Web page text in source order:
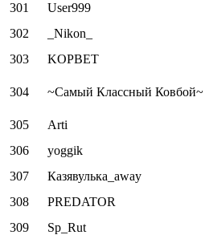
301 User999
302
_Nikon_
303
KOPBET
304 ~Самый Классный Ковбой~
305 Arti
306
yoggik
307
Казявулька_away
308
PREDATOR
309
Sp_Rut